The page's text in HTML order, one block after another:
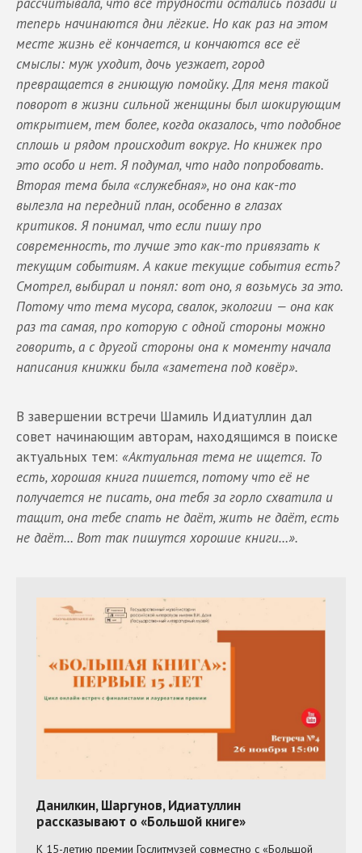
теперь начинаются дни лёгкие. Но как раз на этом
месте жизнь её кончается, и кончаются все её
смыслы: муж уходит, дочь уезжает, город
превращается в гниющую помойку. Для меня такой
поворот в жизни сильной женщины был шокирующим
открытием, тем более, когда оказалось, что подобное
сплошь и рядом происходит вокруг. Но книжек про
это особо и нет. Я подумал, что надо попробовать.
Вторая тема была «служебная», но она как-то
вылезла на передний план, особенно в глазах
критиков. Я понимал, что если пишу про
современность, то лучше это как-то привязать к
текущим событиям. А какие текущие события есть?
Смотрел, выбирал и понял: вот оно, я возьмусь за это.
Потому что тема мусора, свалок, экологии — она как
раз та самая, про которую с одной стороны можно
говорить, а с другой стороны она к моменту начала
написания книжки была «заметена под ковёр».
В завершении встречи Шамиль Идиатуллин дал
совет начинающим авторам, находящимся в поиске
актуальных тем: «Актуальная тема не ищется. То
есть, хорошая книга пишется, потому что её не
получается не писать, она тебя за горло схватила и
тащит, она тебе спать не даёт, жить не даёт, есть
не даёт… Вот так пишутся хорошие книги…».